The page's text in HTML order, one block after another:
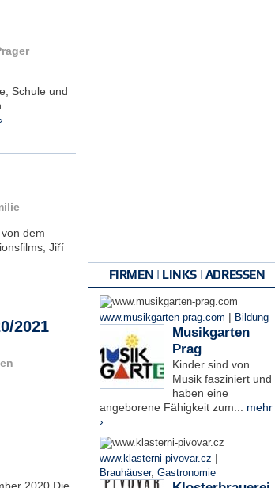
Schule und
dem
Jiří
2021
FIRMEN | LINKS | ADRESSEN
www.musikgarten-prag.com | Bildung
Musikgarten
Prag
Kinder sind von
Musik fasziniert und
haben eine
angeborene Fähigkeit zum... mehr
›
www.klasterni-pivovar.cz |
Brauhäuser, Gastronomie